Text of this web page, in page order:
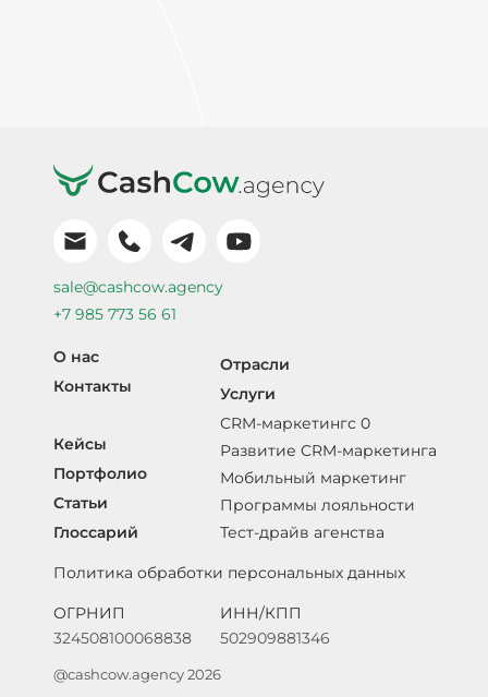
@cashcow.agency 2026
Политика обработки персональных данных
Тест-драйв агенства
Программы лояльности
Мобильный маркетинг
Развитие CRM-маркетинга
CRM-маркетингс 0
+7 985 773 56 61
sale@cashcow.agency
ОГРНИП
324508100068838
Контакты
Статьи
Глоссарий
Портфолио
Отрасли
Кейсы
Услуги
О нас
ИНН/КПП
502909881346